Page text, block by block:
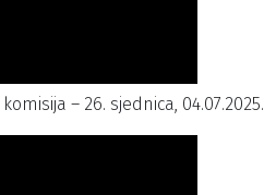
– 26. sjednica, 04.07.2025.